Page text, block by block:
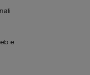
e